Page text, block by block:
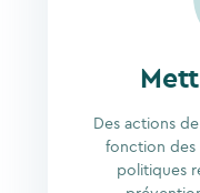
Des actions
fonction des
politiques